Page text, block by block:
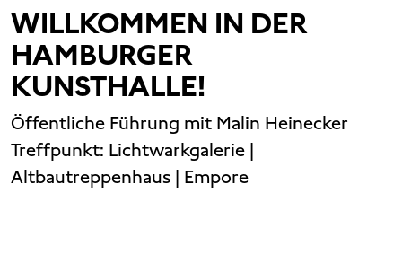
WILLKOMMEN IN DER
HAMBURGER
KUNSTHALLE!
Öffentliche Führung mit Malin Heinecker
Treffpunkt: Lichtwarkgalerie |
Altbautreppenhaus | Empore